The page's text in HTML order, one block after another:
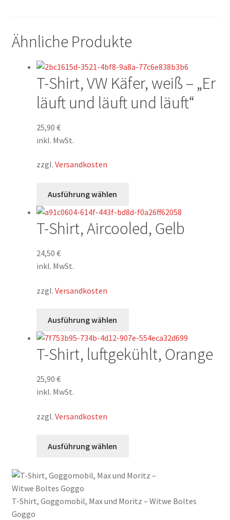
Ähnliche Produkte
T-Shirt, VW Käfer, weiß – „Er
läuft und läuft und läuft“
25,90 €
inkl. MwSt.
zzgl. Versandkosten
Ausführung wählen
weist
mehrere
Varianten
gewählt
werden
T-Shirt, Aircooled, Gelb
24,50 €
inkl. MwSt.
zzgl. Versandkosten
Ausführung wählen
weist
mehrere
Varianten
werden
T-Shirt, luftgekühlt, Orange
25,90 €
inkl. MwSt.
zzgl. Versandkosten
Ausführung wählen
mehrere
auf.
T-Shirt, Goggomobil, Max und Moritz – Witwe Boltes
Goggo